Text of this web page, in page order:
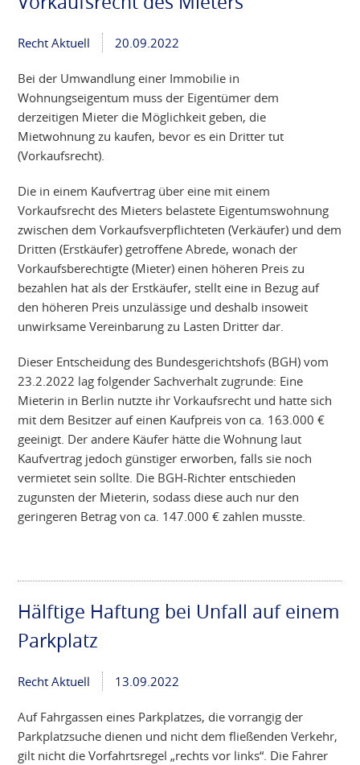
Recht Aktuell 20.09.2022
Bei der Umwandlung einer Immobilie in
Wohnungseigentum muss der Eigentümer dem
derzeitigen Mieter die Möglichkeit geben, die
Mietwohnung zu kaufen, bevor es ein Dritter tut
(Vorkaufsrecht).
Die in einem Kaufvertrag über eine mit einem
Vorkaufsrecht des Mieters belastete Eigentumswohnung
zwischen dem Vorkaufsverpflichteten (Verkäufer) und dem
Dritten (Erstkäufer) getroffene Abrede, wonach der
Vorkaufsberechtigte (Mieter) einen höheren Preis zu
bezahlen hat als der Erstkäufer, stellt eine in Bezug auf
den höheren Preis unzulässige und deshalb insoweit
unwirksame Vereinbarung zu Lasten Dritter dar.
Dieser Entscheidung des Bundesgerichtshofs (BGH) vom
23.2.2022 lag folgender Sachverhalt zugrunde: Eine
Mieterin in Berlin nutzte ihr Vorkaufsrecht und hatte sich
mit dem Besitzer auf einen Kaufpreis von ca. 163.000 €
geeinigt. Der andere Käufer hätte die Wohnung laut
Kaufvertrag jedoch günstiger erworben, falls sie noch
vermietet sein sollte. Die BGH-Richter entschieden
zugunsten der Mieterin, sodass diese auch nur den
geringeren Betrag von ca. 147.000 € zahlen musste.
Hälftige Haftung bei Unfall auf einem
Parkplatz
Recht Aktuell 13.09.2022
Auf Fahrgassen eines Parkplatzes, die vorrangig der
Parkplatzsuche dienen und nicht dem fließenden Verkehr,
gilt nicht die Vorfahrtsregel „rechts vor links“. Die Fahrer